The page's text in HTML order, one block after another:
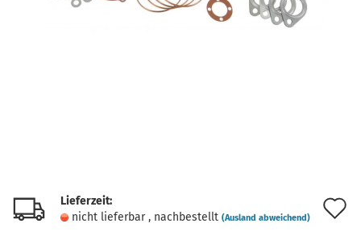
Lieferzeit:
nicht lieferbar , nachbestellt (Ausland abweichend)